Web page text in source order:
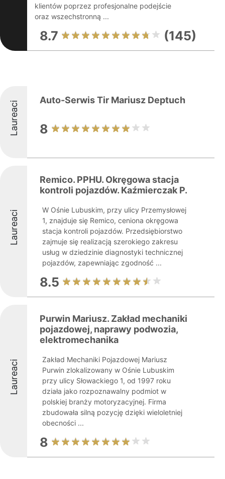
klientów poprzez profesjonalne podejście
oraz wszechstronną ...
8.7 (145)
Laureaci Auto-Serwis Tir Mariusz Deptuch
8
Laureaci
Remico. PPHU. Okręgowa stacja
kontroli pojazdów. Kaźmierczak P.
W Ośnie Lubuskim, przy ulicy Przemysłowej
1, znajduje się Remico, ceniona okręgowa
stacja kontroli pojazdów. Przedsiębiorstwo
zajmuje się realizacją szerokiego zakresu
usług w dziedzinie diagnostyki technicznej
pojazdów, zapewniając zgodność ...
8.5
Laureaci
Purwin Mariusz. Zakład mechaniki
pojazdowej, naprawy podwozia,
elektromechanika
Zakład Mechaniki Pojazdowej Mariusz
Purwin zlokalizowany w Ośnie Lubuskim
przy ulicy Słowackiego 1, od 1997 roku
działa jako rozpoznawalny podmiot w
polskiej branży motoryzacyjnej. Firma
zbudowała silną pozycję dzięki wieloletniej
obecności ...
8